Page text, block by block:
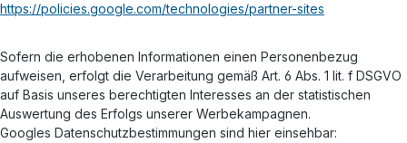
https://policies.google.com/technologies/partner-sites
Sofern die erhobenen Informationen einen Personenbezug
aufweisen, erfolgt die Verarbeitung gemäß Art. 6 Abs. 1 lit. f DSGVO
auf Basis unseres berechtigten Interesses an der statistischen
Auswertung des Erfolgs unserer Werbekampagnen.
Googles Datenschutzbestimmungen sind hier einsehbar: